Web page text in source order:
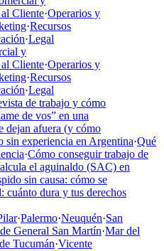
Cliente·Operarios y
·Recursos
·Legal
y
Cliente·Operarios y
·Recursos
·Legal
de trabajo y cómo
de vos” en una
dejan afuera (y cómo
sin experiencia en Argentina·Qué
·Cómo conseguir trabajo de
el aguinaldo (SAC) en
sin causa: cómo se
cuánto dura y tus derechos
·Palermo·Neuquén·San
General San Martín·Mar del
Tucumán·Vicente